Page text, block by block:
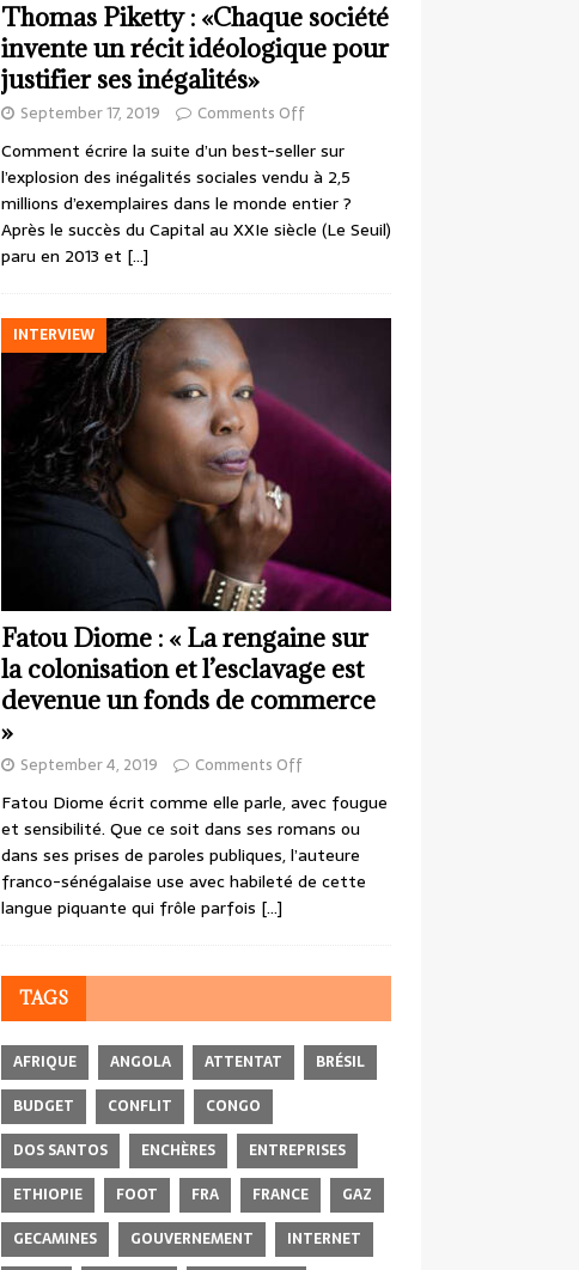
Thomas Piketty : «Chaque société
invente un récit idéologique pour
justifier ses inégalités»
September 17, 2019 Comments Off
Comment écrire la suite d’un best-seller sur
l’explosion des inégalités sociales vendu à 2,5
millions d’exemplaires dans le monde entier ?
Après le succès du Capital au XXIe siècle (Le Seuil)
paru en 2013 et […]
INTERVIEW
Fatou Diome : « La rengaine sur
la colonisation et l’esclavage est
devenue un fonds de commerce
»
September 4, 2019 Comments Off
Fatou Diome écrit comme elle parle, avec fougue
et sensibilité. Que ce soit dans ses romans ou
dans ses prises de paroles publiques, l’auteure
franco-sénégalaise use avec habileté de cette
langue piquante qui frôle parfois […]
TAGS
AFRIQUE ANGOLA ATTENTAT
BRÉSIL
BUDGET
CONFLIT
CONGO
DOS SANTOS
ENCHÈRES
ENTREPRISES
ETHIOPIE
FOOT FRA FRANCE
GAZ
GECAMINES
GOUVERNEMENT INTERNET